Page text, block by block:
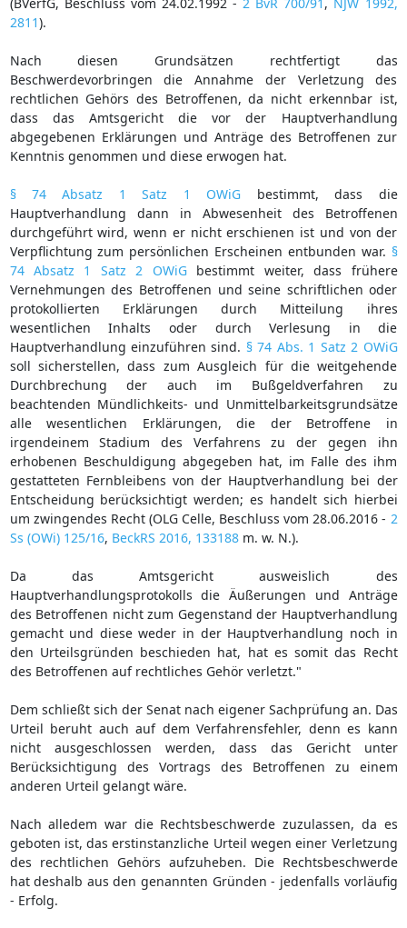
2811).
Nach diesen Grundsätzen rechtfertigt das
Beschwerdevorbringen die Annahme der Verletzung des
rechtlichen Gehörs des Betroffenen, da nicht erkennbar ist,
dass das Amtsgericht die vor der Hauptverhandlung
abgegebenen Erklärungen und Anträge des Betroffenen zur
Kenntnis genommen und diese erwogen hat.
§ 74 Absatz 1 Satz 1 OWiG bestimmt, dass die
Hauptverhandlung dann in Abwesenheit des Betroffenen
durchgeführt wird, wenn er nicht erschienen ist und von der
Verpflichtung zum persönlichen Erscheinen entbunden war. §
74 Absatz 1 Satz 2 OWiGbestimmt weiter, dass frühere
Vernehmungen des Betroffenen und seine schriftlichen oder
protokollierten Erklärungen durch Mitteilung ihres
wesentlichen Inhalts oder durch Verlesung in die
Hauptverhandlung einzuführen sind. § 74 Abs. 1 Satz 2 OWiG
soll sicherstellen, dass zum Ausgleich für die weitgehende
Durchbrechung der auch im Bußgeldverfahren zu
beachtenden Mündlichkeits- und Unmittelbarkeitsgrundsätze
alle wesentlichen Erklärungen, die der Betroffene in
irgendeinem Stadium des Verfahrens zu der gegen ihn
erhobenen Beschuldigung abgegeben hat, im Falle des ihm
gestatteten Fernbleibens von der Hauptverhandlung bei der
Entscheidung berücksichtigt werden; es handelt sich hierbei
um zwingendes Recht (OLG Celle, Beschluss vom 28.06.2016 - 2
Ss (OWi) 125/16, BeckRS 2016, 133188m. w. N.).
Da das Amtsgericht ausweislich des
Hauptverhandlungsprotokolls die Äußerungen und Anträge
des Betroffenen nicht zum Gegenstand der Hauptverhandlung
gemacht und diese weder in der Hauptverhandlung noch in
den Urteilsgründen beschieden hat, hat es somit das Recht
des Betroffenen auf rechtliches Gehör verletzt."
Dem schließt sich der Senat nach eigener Sachprüfung an. Das
Urteil beruht auch auf dem Verfahrensfehler, denn es kann
nicht ausgeschlossen werden, dass das Gericht unter
Berücksichtigung des Vortrags des Betroffenen zu einem
anderen Urteil gelangt wäre.
Nach alledem war die Rechtsbeschwerde zuzulassen, da es
geboten ist, das erstinstanzliche Urteil wegen einer Verletzung
des rechtlichen Gehörs aufzuheben. Die Rechtsbeschwerde
hat deshalb aus den genannten Gründen - jedenfalls vorläufig
- Erfolg.